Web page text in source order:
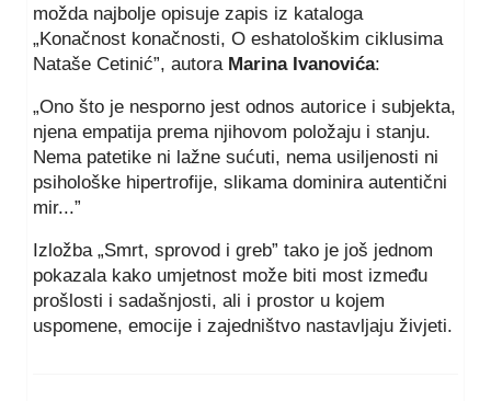
možda najbolje opisuje zapis iz kataloga
„Konačnost konačnosti, O eshatološkim ciklusima
Nataše Cetinić”, autora Marina Ivanovića:
„Ono što je nesporno jest odnos autorice i subjekta,
njena empatija prema njihovom položaju i stanju.
Nema patetike ni lažne sućuti, nema usiljenosti ni
psihološke hipertrofije, slikama dominira autentični
mir...”
Izložba „Smrt, sprovod i greb” tako je još jednom
pokazala kako umjetnost može biti most između
prošlosti i sadašnjosti, ali i prostor u kojem
uspomene, emocije i zajedništvo nastavljaju živjeti.